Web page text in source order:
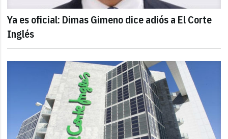
Ya es oficial: Dimas Gimeno dice adiós a El Corte
Inglés